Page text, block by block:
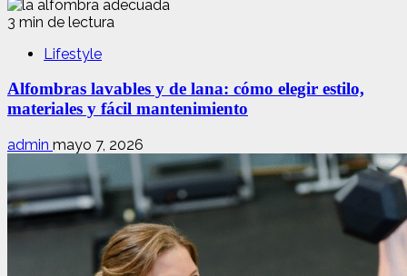
3 min de lectura
Lifestyle
Alfombras lavables y de lana: cómo elegir estilo,
materiales y fácil mantenimiento
admin mayo 7, 2026